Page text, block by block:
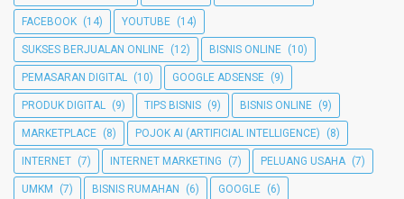
FACEBOOK (14) YOUTUBE (14)
SUKSES BERJUALAN ONLINE (12) BISNIS ONLINE (10)
PEMASARAN DIGITAL (10) GOOGLE ADSENSE (9)
PRODUK DIGITAL (9) TIPS BISNIS (9) BISNIS ONLINE (9)
MARKETPLACE (8) POJOK AI (ARTIFICIAL INTELLIGENCE) (8)
INTERNET (7) INTERNET MARKETING (7) PELUANG USAHA (7)
UMKM (7) BISNIS RUMAHAN (6) GOOGLE (6)